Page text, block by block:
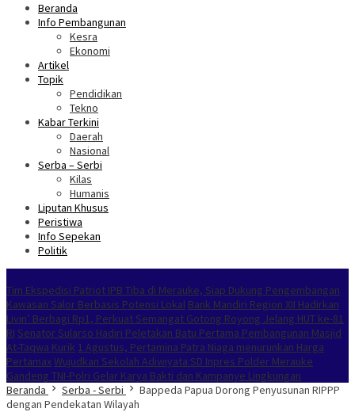
Beranda
Info Pembangunan
Kesra
Ekonomi
Artikel
Topik
Pendidikan
Tekno
Kabar Terkini
Daerah
Nasional
Serba – Serbi
Kilas
Humanis
Liputan Khusus
Peristiwa
Info Sepekan
Politik
Tim Ekspedisi Patriot IPB Tiba di Merauke, Siap Dukung Pengembangan
Kawasan Salor Berbasis Potensi Lokal Bank Mandiri Region XII Hadirkan
Livin’ Berbagi Rp1, Perkuat Semangat Gotong Royong Jelang HUT ke-81
RI Senator Sularso Hadiri Peletakan Batu Pertama Pembangunan Masjid
At-Taqwa Kurik 1 Agustus, Pertamina Patra Niaga menurunkan Harga
PertamaxWujudkan Sekolah Adiwiyata:SD Inpres Polder Merauke
Gandeng TNI-Polri Gelar Karya Bakti dan Kampanye Lingkungan
Beranda
Serba - Serbi
Bappeda Papua Dorong Penyusunan RIPPP
dengan Pendekatan Wilayah